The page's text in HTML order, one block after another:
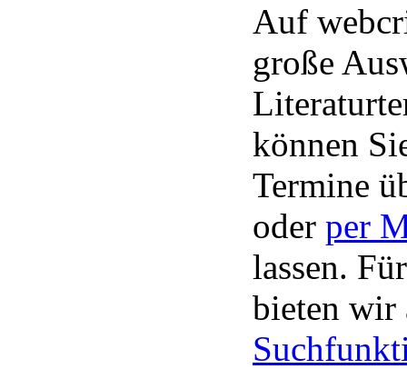
Auf
große
können
Termine
oder per
lassen.
bieten wir